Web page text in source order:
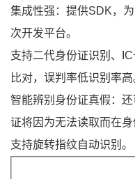
集成性强：提供SDK，
次开发平台。
支持二代身份证识别、
比对，误判率低识别率高
智能辨别身份证真假：
证将因为无法读取而在身
支持旋转指纹自动识别。